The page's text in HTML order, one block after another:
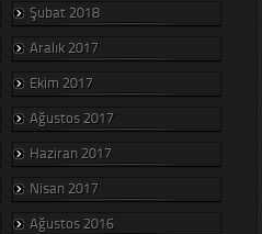
Şubat 2018
Aralık 2017
Ekim 2017
Ağustos 2017
Haziran 2017
Nisan 2017
Ağustos 2016